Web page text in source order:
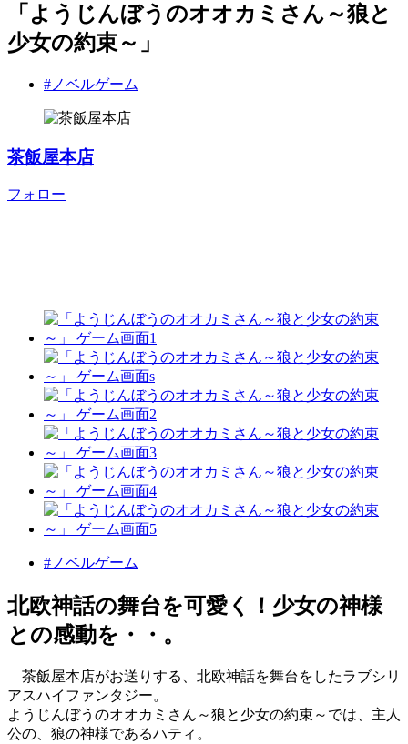
「ようじんぼうのオオカミさん～狼と
少女の約束～」
#ノベルゲーム
茶飯屋本店
フォロー
#ノベルゲーム
北欧神話の舞台を可愛く！少女の神様
との感動を・・。
茶飯屋本店がお送りする、北欧神話を舞台をしたラブシリ
アスハイファンタジー。
ようじんぼうのオオカミさん～狼と少女の約束～では、主人
公の、狼の神様であるハティ。